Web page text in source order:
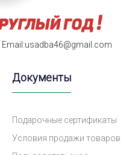
Email:usadba46@gmail.com
Документы
Подарочные сертификаты
Условия продажи товаров